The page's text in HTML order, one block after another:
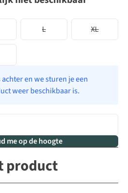
L XL
en we sturen je een
weer beschikbaar is.
me op de hoogte
product